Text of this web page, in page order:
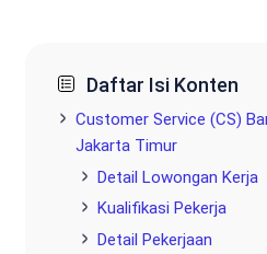
Daftar Isi Konten
Customer Service (CS)
Jakarta Timur
Detail Lowongan Kerja
Kualifikasi Pekerja
Detail Pekerjaan